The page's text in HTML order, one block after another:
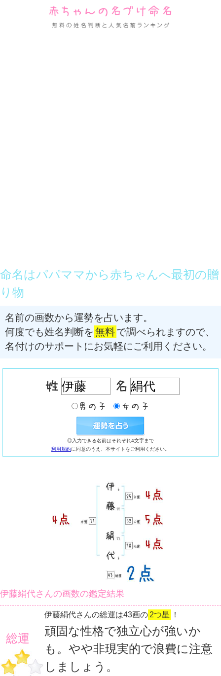
命名はパパママから赤ちゃんへ最初の贈
り物
名前の画数から運勢を占います。
何度でも姓名判断を 無料で調べられますので、
名付けのサポートにお気軽にご利用ください。
◎入力できる名前はそれぞれ4文字まで
利用規約に同意のうえ、本サイトをご利用ください。
伊藤絹代さんの画数の鑑定結果
総運
伊藤絹代さんの総運は43画の 2つ星 ！
頑固な性格で独立心が強いか
も。やや非現実的で浪費に注意
しましょう。